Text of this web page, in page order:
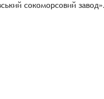
сокоморсовий завод».